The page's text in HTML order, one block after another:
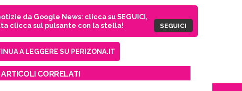
da Google News: clicca su SEGUICI,
clicca sul pulsante con la stella!
SEGUICI
A LEGGERE SU PERIZONA.IT
ARTICOLI CORRELATI